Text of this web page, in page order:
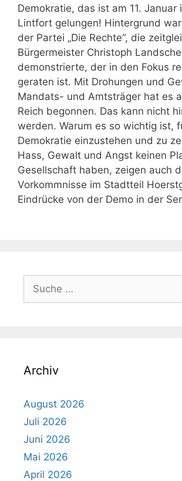
Demokratie, das ist am 11. Januar
Lintfort gelungen! Hintergrund
der Partei „Die Rechte“, die
Bürgermeister Christoph
demonstrierte, der in den Fokus
geraten ist. Mit Drohungen und
Mandats- und Amtsträger hat es
Reich begonnen. Das kann nicht
werden. Warum es so wichtig ist,
Demokratie einzustehen und zu
Hass, Gewalt und Angst keinen
Gesellschaft haben, zeigen auch
Vorkommnisse im Stadtteil
Eindrücke von der Demo in der
nach:
Archiv
August 2026
Juli 2026
Juni 2026
Mai 2026
April 2026